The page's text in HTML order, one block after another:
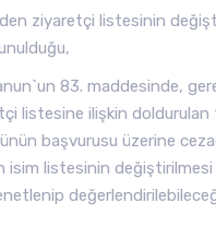
ziyaretçi listesinin
83. maddesinde,
listesine ilişkin
başvurusu üzerine
listesinin